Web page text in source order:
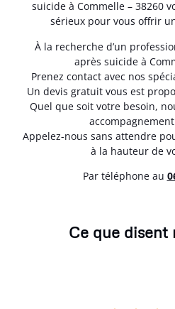
suicide à Commelle – 38260
sérieux pour vous offrir
À la recherche d’un
après suicide à
Prenez contact avec nos
Un devis gratuit vous est
Quel que soit votre besoin,
Appelez-nous sans attendre
à la hauteur de
Par téléphone au
Ce que disent